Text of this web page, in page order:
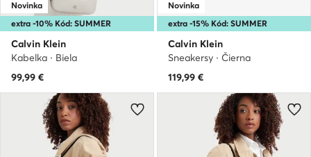
extra -10% Kód: SUMMER
Novinka
Calvin Klein
Kabelka · Biela
99,99 €
extra -15% Kód: SUMMER
Novinka
Calvin Klein
Sneakersy · Čierna
119,99 €